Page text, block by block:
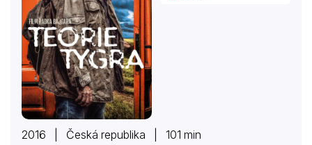
2016 | Česká republika | 101 min